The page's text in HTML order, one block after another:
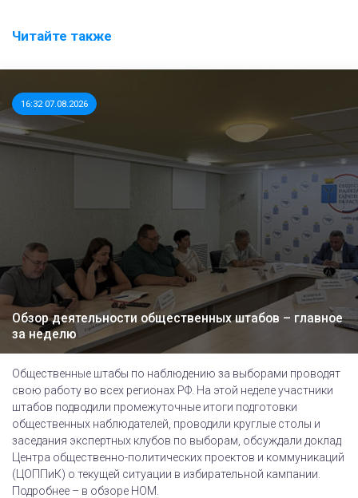
Читайте также
16:32 07.08.2026
Обзор деятельности общественных штабов – главное
за неделю
Общественные штабы по наблюдению за выборами проводят
свою работу во всех регионах РФ. На этой неделе участники
штабов подводили промежуточные итоги подготовки
общественных наблюдателей, проводили круглые столы и
заседания экспертных клубов по выборам, обсуждали доклад
Центра общественно-политических проектов и коммуникаций
(ЦОППиК) о текущей ситуации в избирательной кампании.
Подробнее – в обзоре НОМ.